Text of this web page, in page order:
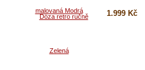
1.999 Kč